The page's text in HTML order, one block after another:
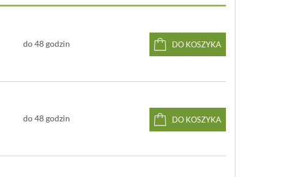
29,5 cm
myć w zmywarce
do 48 godzin DO KOSZYKA
do 48 godzin DO KOSZYKA